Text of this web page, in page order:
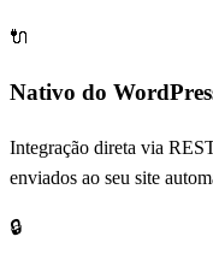
🔌
Nativo do
Integração direta via
enviados ao seu site
🔒